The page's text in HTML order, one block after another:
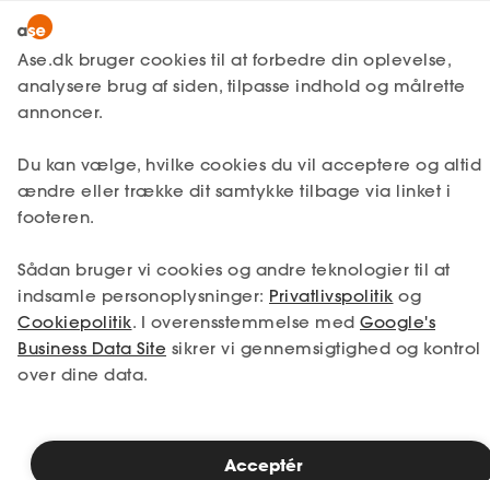
MitAse
Ase Selvstændig
Dokumenter.dk
Lønmodtager
A-kasse
Fagforening
Lønsikring
Få svar
Selvstændig
Studerende
Bliv medlem
Lønmodtager Få svar Sygdom
Arbejdsskade
skyld i, at du bliver syg eller kommer ud for
en ulykke, er det en arbejdsskade.
Fagforeningen Ase Lønmodtager kan
hjælpe dig med at få styr på
arbejdsgangene og vigtige frister.
Ase.dk bruger cookies til at forbedre din oplevelse,
analysere brug af siden, tilpasse indhold og målrette
annoncer.
Du kan vælge, hvilke cookies du vil acceptere og altid
ændre eller trække dit samtykke tilbage via linket i
footeren.
Sådan bruger vi cookies og andre teknologier til at
indsamle personoplysninger: Privatlivspolitik og
Cookiepolitik. I overensstemmelse med Google's
Business Data Site sikrer vi gennemsigtighed og kontrol
over dine data.
Acceptér